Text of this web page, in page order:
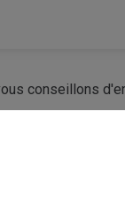
conseillons